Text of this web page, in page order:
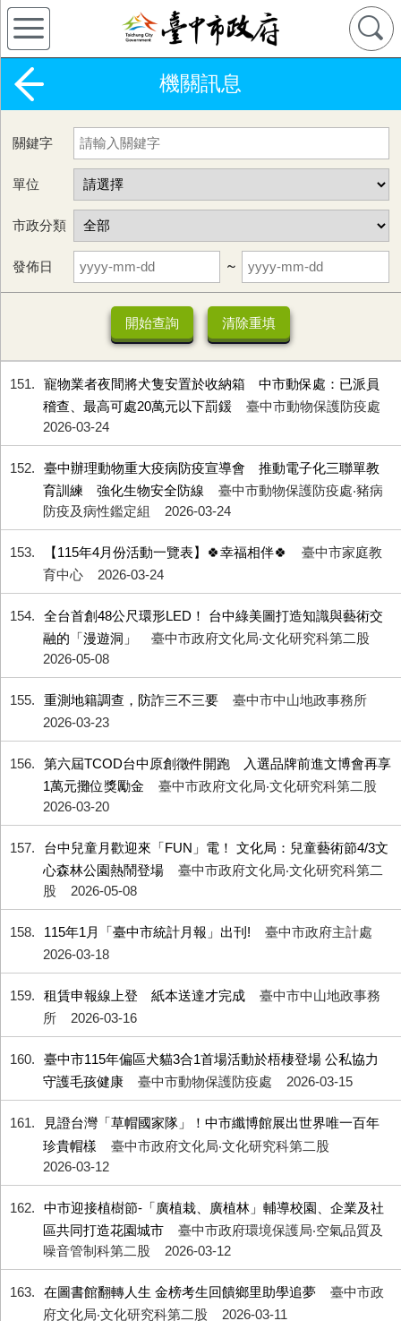
機關訊息
關鍵字
單位
市政分類
發佈日 ~
151
寵物業者夜間將犬隻安置於收納箱 中市動保處：已派員
稽查、最高可處20萬元以下罰鍰
臺中市動物保護防疫處
2026-03-24
152
臺中辦理動物重大疫病防疫宣導會 推動電子化三聯單教
育訓練 強化生物安全防線
臺中市動物保護防疫處‧豬病
防疫及病性鑑定組
2026-03-24
153 【115年4月份活動一覽表】🍀幸福相伴🍀
臺中市家庭教
育中心
2026-03-24
154
全台首創48公尺環形LED！ 台中綠美圖打造知識與藝術交
融的「漫遊洞」
臺中市政府文化局‧文化研究科第二股
2026-05-08
155 重測地籍調查，防詐三不三要
臺中市中山地政事務所
2026-03-23
156
第六屆TCOD台中原創徵件開跑 入選品牌前進文博會再享
1萬元攤位獎勵金
臺中市政府文化局‧文化研究科第二股
2026-03-20
157
台中兒童月歡迎來「FUN」電！ 文化局：兒童藝術節4/3文
心森林公園熱鬧登場
臺中市政府文化局‧文化研究科第二
股
2026-05-08
158 115年1月「臺中市統計月報」出刊!
臺中市政府主計處
2026-03-18
159 租賃申報線上登 紙本送達才完成
臺中市中山地政事務
所
2026-03-16
160
臺中市115年偏區犬貓3合1首場活動於梧棲登場 公私協力
守護毛孩健康
臺中市動物保護防疫處 2026-03-15
161
見證台灣「草帽國家隊」！中市纖博館展出世界唯一百年
珍貴帽樣
臺中市政府文化局‧文化研究科第二股
2026-03-12
162
中市迎接植樹節-「廣植栽、廣植林」輔導校園、企業及社
區共同打造花園城市
臺中市政府環境保護局‧空氣品質及
噪音管制科第二股
2026-03-12
163 在圖書館翻轉人生 金榜考生回饋鄉里助學追夢
臺中市政
府文化局‧文化研究科第二股
2026-03-11